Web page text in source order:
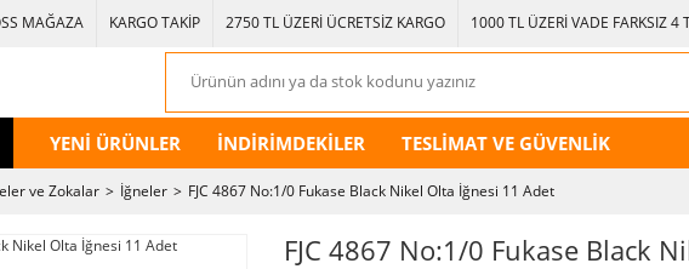
MAĞAZA KARGO TAKİP 2750 TL ÜZERİ ÜCRETSİZ KARGO 1000 TL ÜZERİ VADE FARKSIZ 4
YENİ ÜRÜNLER İNDİRİMDEKİLER TESLİMAT VE GÜVENLİK
ve Zokalar İğneler FJC 4867 No:1/0 Fukase Black Nikel Olta İğnesi 11 Adet
FJC 4867 No:1/0 Fukase Black